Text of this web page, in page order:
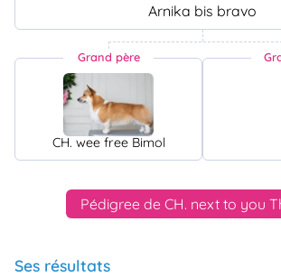
Arnika bis bravo
Grand père
CH. wee free Bimol
Pédigree de CH. next to you
Ses résultats